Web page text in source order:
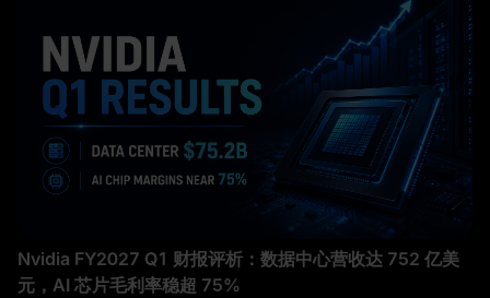
Nvidia FY2027 Q1 财报评析：数据中心营收达 752 亿美
元，AI 芯片毛利率稳超 75%